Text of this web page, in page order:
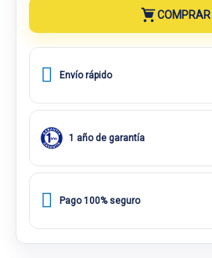
COMPRAR
Envío rápido
1 año de garantía
Pago 100% seguro